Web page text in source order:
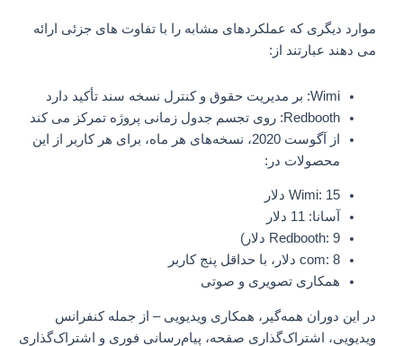
موارد دیگری که عملکردهای مشابه را با تفاوت های جزئی ارائه
می دهند عبارتند از:
Wimi: بر مدیریت حقوق و کنترل نسخه سند تأکید دارد
Redbooth: روی تجسم جدول زمانی پروژه تمرکز می کند
از آگوست 2020، نسخه‌های هر ماه، برای هر کاربر از این
محصولات در:
Wimi: 15 دلار
آسانا: 11 دلار
Redbooth: 9 دلار)
com: 8 دلار، با حداقل پنج کاربر
همکاری تصویری و صوتی
در این دوران همه‌گیر، همکاری ویدیویی – از جمله کنفرانس
ویدیویی، اشتراک‌گذاری صفحه، پیام‌رسانی فوری و اشتراک‌گذاری